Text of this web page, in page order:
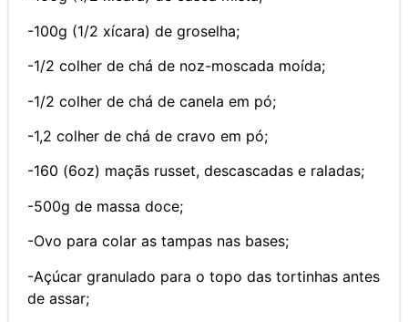
-100g (1/2 xícara) de groselha;
-1/2 colher de chá de noz-moscada moída;
-1/2 colher de chá de canela em pó;
-1,2 colher de chá de cravo em pó;
-160 (6oz) maçãs russet, descascadas e raladas;
-500g de massa doce;
-Ovo para colar as tampas nas bases;
-Açúcar granulado para o topo das tortinhas antes
de assar;